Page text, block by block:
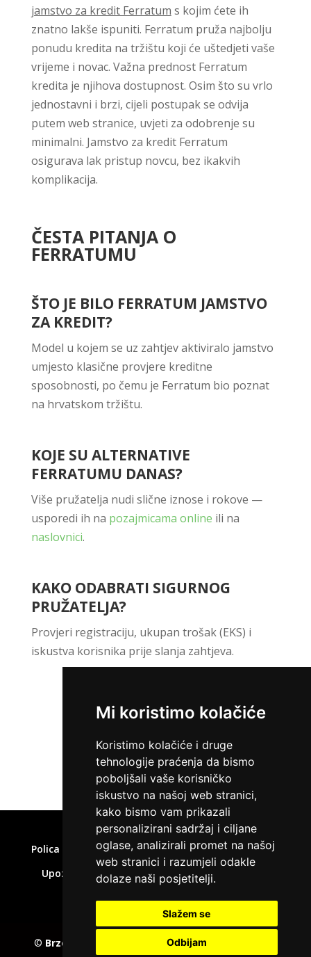
Mi koristimo kolačiće
Koristimo kolačiće i druge
tehnologije praćenja da bismo
poboljšali vaše korisničko
iskustvo na našoj web stranici,
kako bismo vam prikazali
personalizirani sadržaj i ciljane
oglase, analizirali promet na našoj
web stranici i razumjeli odakle
dolaze naši posjetitelji.
Slažem se
Odbijam
jamstvo za kredit Ferratum s kojim ćete ih
znatno lakše ispuniti. Ferratum pruža najbolju
ponudu kredita na tržištu koji će uštedjeti vaše
vrijeme i novac. Važna prednost Ferratum
kredita je njihova dostupnost. Osim što su vrlo
jednostavni i brzi, cijeli postupak se odvija
putem web stranice, uvjeti za odobrenje su
minimalni. Jamstvo za kredit Ferratum
osigurava lak pristup novcu, bez ikakvih
komplikacija.
ČESTA PITANJA O
FERRATUMU
ŠTO JE BILO FERRATUM JAMSTVO
ZA KREDIT?
Model u kojem se uz zahtjev aktiviralo jamstvo
umjesto klasične provjere kreditne
sposobnosti, po čemu je Ferratum bio poznat
na hrvatskom tržištu.
KOJE SU ALTERNATIVE
FERRATUMU DANAS?
Više pružatelja nudi slične iznose i rokove —
usporedi ih na pozajmicama online ili na
naslovnici.
KAKO ODABRATI SIGURNOG
PRUŽATELJA?
Provjeri registraciju, ukupan trošak (EKS) i
iskustva korisnika prije slanja zahtjeva.
ZATRAŽI KREDIT
»Jamstvo za kredit Ferratum
Polica privatnosti Uvjeti korištenja
Kolačići
Upozorenje o rizicima
Affiliate disclaimer
Kontakt
© Brzepozajmice.com
EU VAT number : 205391327,